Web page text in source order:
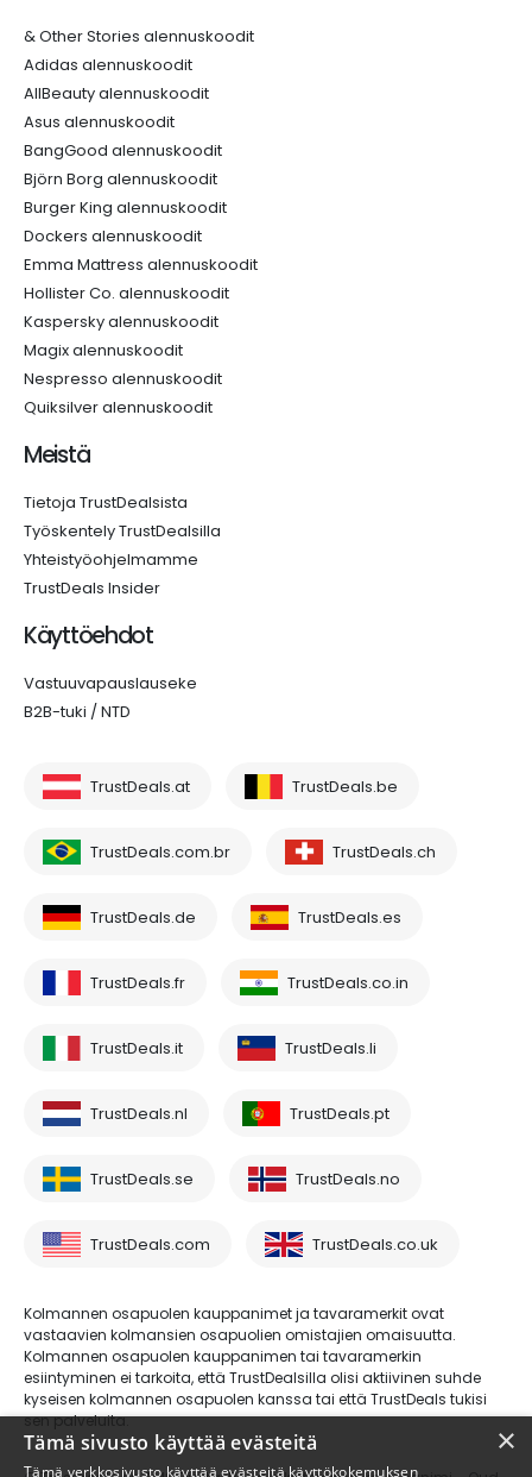
& Other Stories alennuskoodit
Adidas alennuskoodit
AllBeauty alennuskoodit
Asus alennuskoodit
BangGood alennuskoodit
Björn Borg alennuskoodit
Burger King alennuskoodit
Dockers alennuskoodit
Emma Mattress alennuskoodit
Hollister Co. alennuskoodit
Kaspersky alennuskoodit
Magix alennuskoodit
Nespresso alennuskoodit
Quiksilver alennuskoodit
Meistä
Tietoja TrustDealsista
Työskentely TrustDealsilla
Yhteistyöohjelmamme
TrustDeals Insider
Käyttöehdot
Vastuuvapauslauseke
B2B-tuki / NTD
TrustDeals.at TrustDeals.be
TrustDeals.com.br TrustDeals.ch
TrustDeals.de TrustDeals.es
TrustDeals.fr TrustDeals.co.in
TrustDeals.it TrustDeals.li
TrustDeals.nl TrustDeals.pt
TrustDeals.se TrustDeals.no
TrustDeals.com TrustDeals.co.uk
Kolmannen osapuolen kauppanimet ja tavaramerkit ovat
vastaavien kolmansien osapuolien omistajien omaisuutta.
Kolmannen osapuolen kauppanimen tai tavaramerkin
esiintyminen ei tarkoita, että TrustDealsilla olisi aktiivinen suhde
kyseisen kolmannen osapuolen kanssa tai että TrustDeals tukisi
sen palveluita.
×
Tämä sivusto käyttää evästeitä
Tämä verkkosivusto käyttää evästeitä käyttökokemuksen